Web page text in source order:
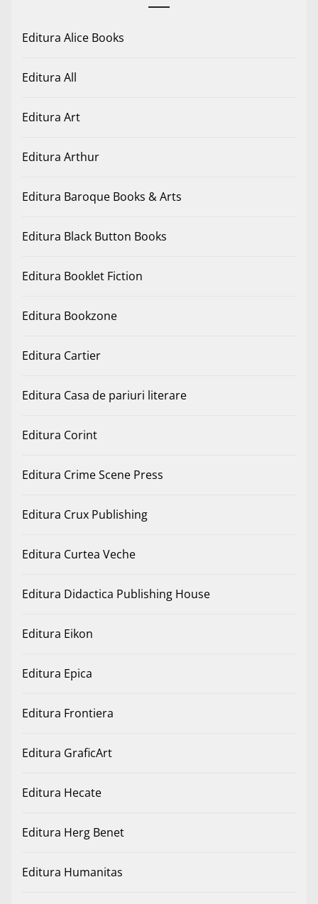
Editura Alice Books
Editura All
Editura Art
Editura Arthur
Editura Baroque Books & Arts
Editura Black Button Books
Editura Booklet Fiction
Editura Bookzone
Editura Cartier
Editura Casa de pariuri literare
Editura Corint
Editura Crime Scene Press
Editura Crux Publishing
Editura Curtea Veche
Editura Didactica Publishing House
Editura Eikon
Editura Epica
Editura Frontiera
Editura GraficArt
Editura Hecate
Editura Herg Benet
Editura Humanitas